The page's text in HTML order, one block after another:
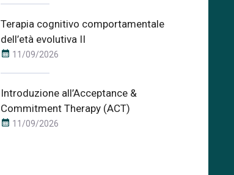
Terapia cognitivo comportamentale
dell’età evolutiva II
calendar_month 11/09/2026
Introduzione all’Acceptance &
Commitment Therapy (ACT)
calendar_month 11/09/2026